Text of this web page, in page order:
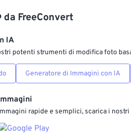
da FreeConvert
IA
potenti strumenti di modifica foto
Generatore di Immagini con IA
rapide e semplici, scarica i